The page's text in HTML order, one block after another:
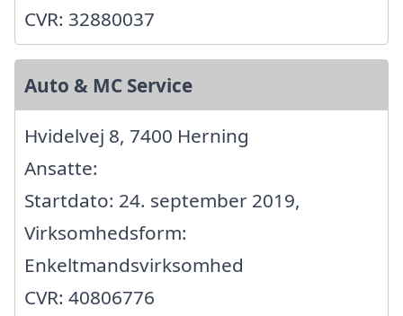
CVR: 32880037
Auto & MC Service
Hvidelvej 8, 7400 Herning
Ansatte:
Startdato: 24. september 2019,
Virksomhedsform:
Enkeltmandsvirksomhed
CVR: 40806776